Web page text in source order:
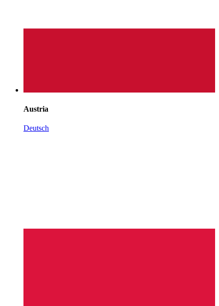
Austria
Deutsch